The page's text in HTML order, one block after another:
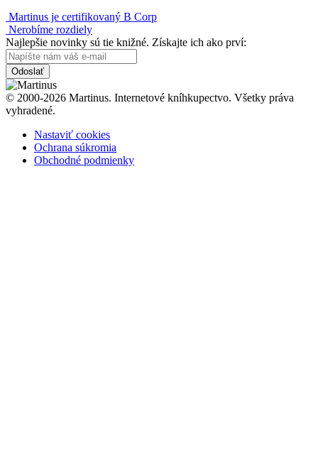
Martinus je certifikovaný B Corp
Nerobíme rozdiely
Najlepšie novinky sú tie knižné. Získajte ich ako prví:
Odoslať
© 2000-2026 Martinus. Internetové kníhkupectvo. Všetky práva
vyhradené.
Nastaviť cookies
Ochrana súkromia
Obchodné podmienky